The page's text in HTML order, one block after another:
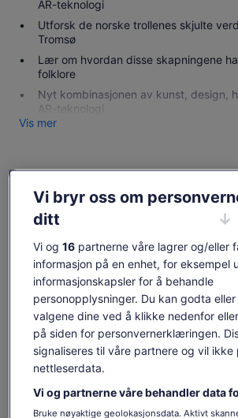
AR-teknologi
Utforsk de norske trollenes skjulte
Tromsø
Lær om hvordan disse skapningene
folklore
Nyt kombinasjonen av kunst, design,
AR-teknologi
Vis mer
Sjekk
lør. 8. aug.–lør. 22. aug.
Reisende
1 ungdom
lør. 8. aug.
200 kr 200 kr
man. 10. aug.
200 kr
Prisen
200 kr Vis billetter
Innholdet på denne siden kan
Se originalteksten (engelsk)
Gi tilbakemelding på denne
Vi bryr oss om
ditt
Vi og 16partnerne våre lagrer og/eller
informasjon på en enhet, for eksempel
informasjonskapsler for å behandle
personopplysninger. Du kan godta
valgene dine ved å klikke nedenfor
på siden for personvernerklæringen.
signaliseres til våre partnere og vil ikke
nettleserdata.
Vi og partnerne våre behandler data
Bruke nøyaktige geolokasjonsdata. Aktivt